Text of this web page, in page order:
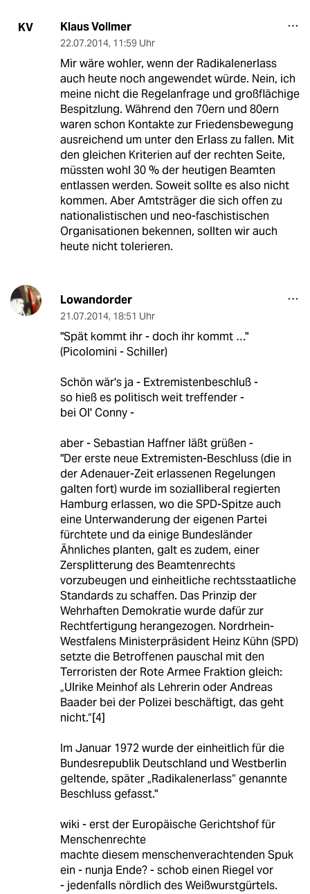
KV Klaus Vollmer
22.07.2014, 11:59 Uhr
Mir wäre wohler, wenn der Radikalenerlass
auch heute noch angewendet würde. Nein, ich
meine nicht die Regelanfrage und großflächige
Bespitzlung. Während den 70ern und 80ern
waren schon Kontakte zur Friedensbewegung
ausreichend um unter den Erlass zu fallen. Mit
den gleichen Kriterien auf der rechten Seite,
müssten wohl 30 % der heutigen Beamten
entlassen werden. Soweit sollte es also nicht
kommen. Aber Amtsträger die sich offen zu
nationalistischen und neo-faschistischen
Organisationen bekennen, sollten wir auch
heute nicht tolerieren.
Lowandorder
21.07.2014, 18:51 Uhr
"Spät kommt ihr - doch ihr kommt …"
(Picolomini - Schiller)
Schön wär's ja - Extremistenbeschluß -
so hieß es politisch weit treffender -
bei Ol' Conny -
aber - Sebastian Haffner läßt grüßen -
"Der erste neue Extremisten-Beschluss (die in
der Adenauer-Zeit erlassenen Regelungen
galten fort) wurde im sozialliberal regierten
Hamburg erlassen, wo die SPD-Spitze auch
eine Unterwanderung der eigenen Partei
fürchtete und da einige Bundesländer
Ähnliches planten, galt es zudem, einer
Zersplitterung des Beamtenrechts
vorzubeugen und einheitliche rechtsstaatliche
Standards zu schaffen. Das Prinzip der
Wehrhaften Demokratie wurde dafür zur
Rechtfertigung herangezogen. Nordrhein-
Westfalens Ministerpräsident Heinz Kühn (SPD)
setzte die Betroffenen pauschal mit den
Terroristen der Rote Armee Fraktion gleich:
„Ulrike Meinhof als Lehrerin oder Andreas
Baader bei der Polizei beschäftigt, das geht
nicht.“[4]
Im Januar 1972 wurde der einheitlich für die
Bundesrepublik Deutschland und Westberlin
geltende, später „Radikalenerlass“ genannte
Beschluss gefasst."
wiki - erst der Europäische Gerichtshof für
Menschenrechte
machte diesem menschenverachtenden Spuk
ein - nunja Ende? - schob einen Riegel vor
- jedenfalls nördlich des Weißwurstgürtels.